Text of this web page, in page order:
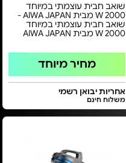
שואב חבית עוצמתי במיוחד
2000 W מבית AIWA JAPAN -
שואב חבית עוצמתי במיוחד
2000 W מבית AIWA JAPAN
מחיר מיוחד
אחריות יבואן רשמי
משלוח חינם